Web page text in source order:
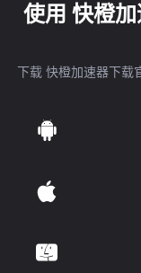
使用 快橙
下载 快橙加速器下载